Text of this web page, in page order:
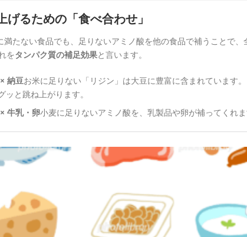
げるための「食べ合わせ」
満たない食品でも、足りないアミノ酸を他の食品で補うことで
をタンパク質の補足効果と言います。
納豆お米に足りない「リジン」は大豆に豊富に含まれています
ッと跳ね上がります。
牛乳・卵小麦に足りないアミノ酸を、乳製品や卵が補ってくれま